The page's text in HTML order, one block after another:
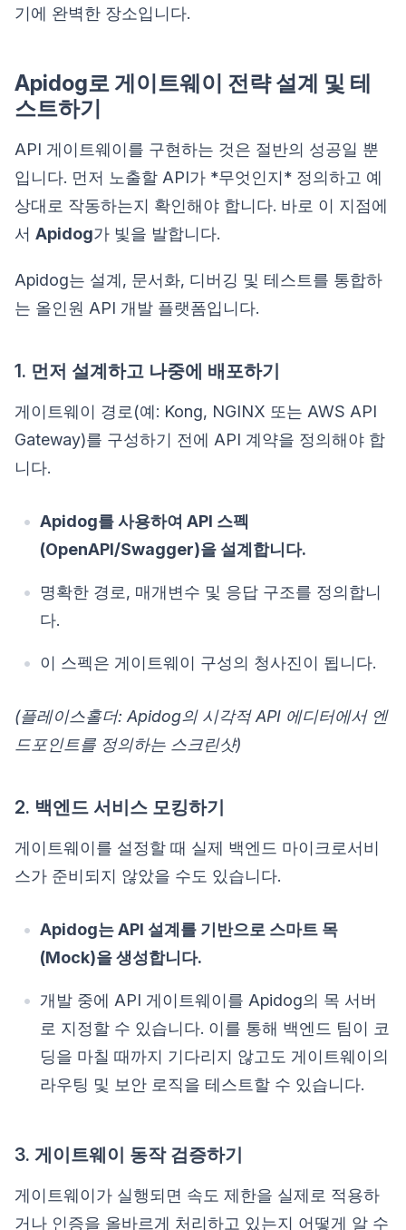
기에 완벽한 장소입니다.
Apidog로 게이트웨이 전략 설계 및 테
스트하기
API 게이트웨이를 구현하는 것은 절반의 성공일 뿐
입니다. 먼저 노출할 API가 *무엇인지* 정의하고 예
상대로 작동하는지 확인해야 합니다. 바로 이 지점에
서 Apidog가 빛을 발합니다.
Apidog는 설계, 문서화, 디버깅 및 테스트를 통합하
는 올인원 API 개발 플랫폼입니다.
1. 먼저 설계하고 나중에 배포하기
게이트웨이 경로(예: Kong, NGINX 또는 AWS API
Gateway)를 구성하기 전에 API 계약을 정의해야 합
니다.
Apidog를 사용하여 API 스펙
(OpenAPI/Swagger)을 설계합니다.
명확한 경로, 매개변수 및 응답 구조를 정의합니
다.
이 스펙은 게이트웨이 구성의 청사진이 됩니다.
(플레이스홀더: Apidog의 시각적 API 에디터에서 엔
드포인트를 정의하는 스크린샷)
2. 백엔드 서비스 모킹하기
게이트웨이를 설정할 때 실제 백엔드 마이크로서비
스가 준비되지 않았을 수도 있습니다.
Apidog는 API 설계를 기반으로 스마트 목
(Mock)을 생성합니다.
개발 중에 API 게이트웨이를 Apidog의 목 서버
로 지정할 수 있습니다. 이를 통해 백엔드 팀이 코
딩을 마칠 때까지 기다리지 않고도 게이트웨이의
라우팅 및 보안 로직을 테스트할 수 있습니다.
3. 게이트웨이 동작 검증하기
게이트웨이가 실행되면 속도 제한을 실제로 적용하
거나 인증을 올바르게 처리하고 있는지 어떻게 알 수